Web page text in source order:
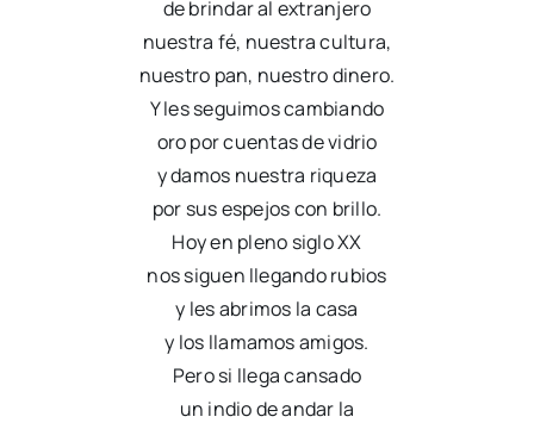
de brindar al extranjero
nuestra fé, nuestra cultura,
nuestro pan, nuestro dinero.
Y les seguimos cambiando
oro por cuentas de vidrio
y damos nuestra riqueza
por sus espejos con brillo.
Hoy en pleno siglo XX
nos siguen llegando rubios
y les abrimos la casa
y los llamamos amigos.
Pero si llega cansado
un indio de andar la